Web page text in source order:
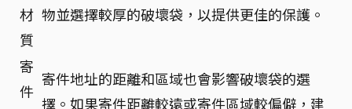
材
質
物並選擇較厚的破壞袋，以提供更佳的保護。
寄
件
寄件地址的距離和區域也會影響破壞袋的選
擇。如果寄件距離較遠或寄件區域較偏僻，建